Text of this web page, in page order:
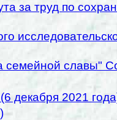
за труд по
семейной славы"
декабря 2021